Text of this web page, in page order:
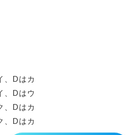
、Dはカ
、Dはウ
、Dはカ
、Dはカ